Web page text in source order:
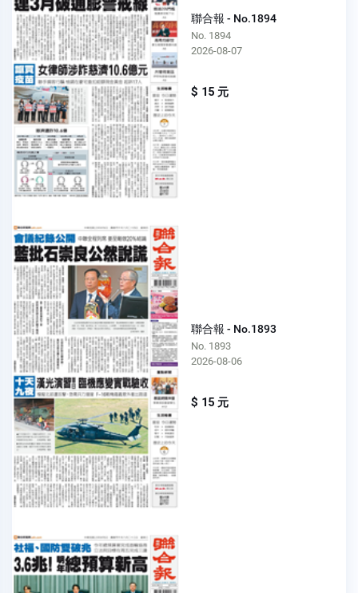
聯合報 - No.1894
No. 1894
2026-08-07
$ 15 元
聯合報 - No.1893
No. 1893
2026-08-06
$ 15 元